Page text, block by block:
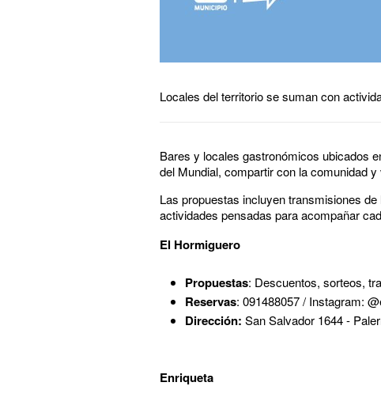
Locales del territorio se suman con
Bares y locales gastronómicos ubicados
del Mundial, compartir con la comunidad
Las propuestas incluyen transmisiones
actividades pensadas para acompañar
El Hormiguero
Propuestas: Descuentos, sorteos,
Reservas: 091488057 / Instagram:
Dirección: San Salvador 1644 -
Enriqueta